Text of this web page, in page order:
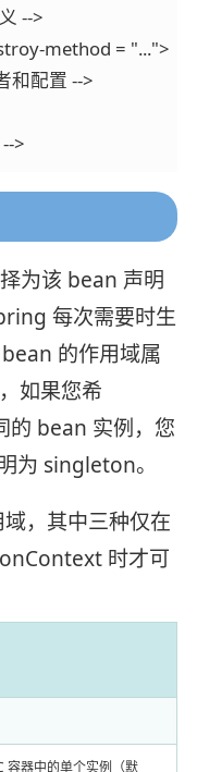
-->
method = "...">
和配置 -->
>
为该 bean 声明
每次需要时生
的作用域属
如果您希
的 bean 实例，您
为 singleton。
，其中三种仅在
时才可
容器中的单个实例（默